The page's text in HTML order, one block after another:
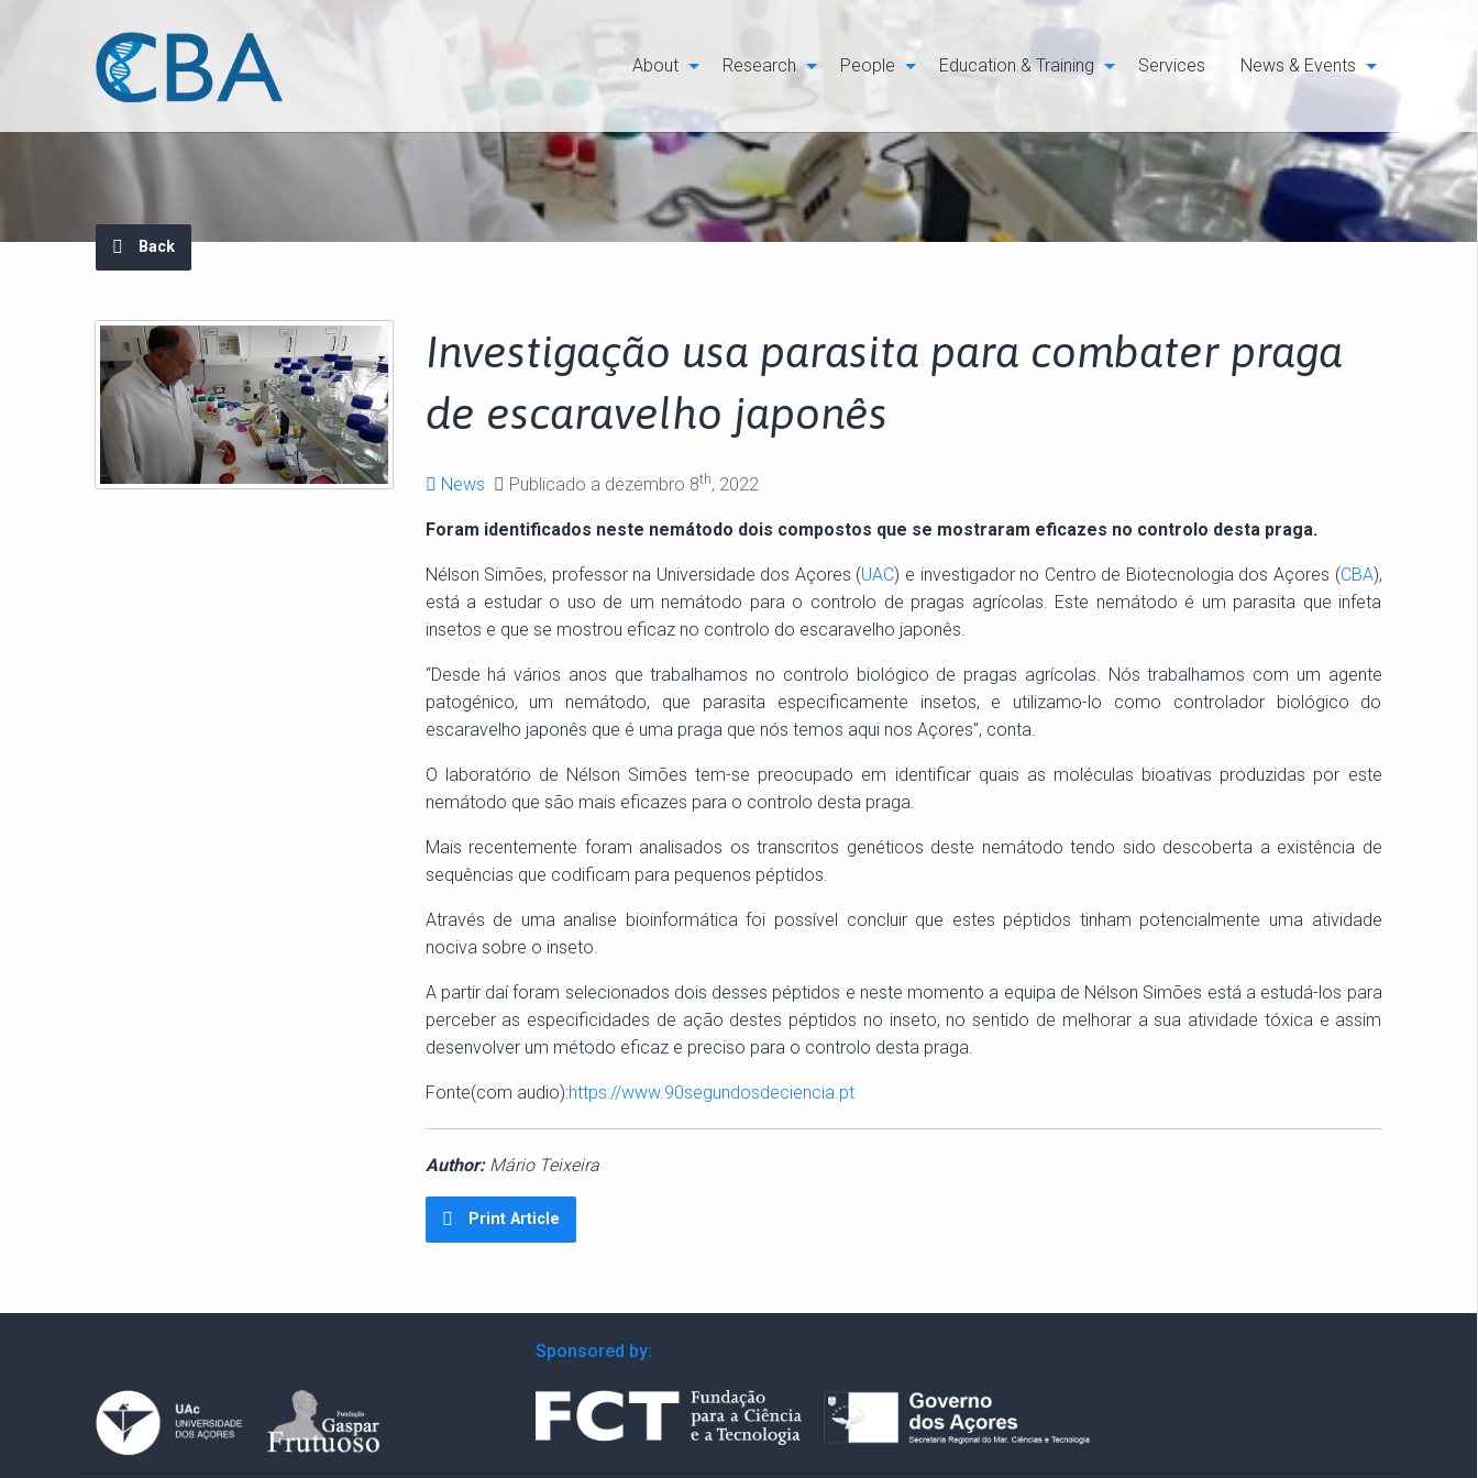
About Research People Education & Training Services News & Events
Back
Investigação usa parasita para combater praga
de escaravelho japonês
News Publicado a dezembro 8th, 2022
Foram identificados neste nemátodo dois compostos que se mostraram eficazes no controlo desta praga.
Nélson Simões, professor na Universidade dos Açores (UAC) e investigador no Centro de Biotecnologia dos Açores (CBA),
está a estudar o uso de um nemátodo para o controlo de pragas agrícolas. Este nemátodo é um parasita que infeta
insetos e que se mostrou eficaz no controlo do escaravelho japonês.
“Desde há vários anos que trabalhamos no controlo biológico de pragas agrícolas. Nós trabalhamos com um agente
patogénico, um nemátodo, que parasita especificamente insetos, e utilizamo-lo como controlador biológico do
escaravelho japonês que é uma praga que nós temos aqui nos Açores”, conta.
O laboratório de Nélson Simões tem-se preocupado em identificar quais as moléculas bioativas produzidas por este
nemátodo que são mais eficazes para o controlo desta praga.
Mais recentemente foram analisados os transcritos genéticos deste nemátodo tendo sido descoberta a existência de
sequências que codificam para pequenos péptidos.
Através de uma analise bioinformática foi possível concluir que estes péptidos tinham potencialmente uma atividade
nociva sobre o inseto.
A partir daí foram selecionados dois desses péptidos e neste momento a equipa de Nélson Simões está a estudá-los para
perceber as especificidades de ação destes péptidos no inseto, no sentido de melhorar a sua atividade tóxica e assim
desenvolver um método eficaz e preciso para o controlo desta praga.
Fonte(com audio):https://www.90segundosdeciencia.pt
Author:Mário Teixeira
Print Article
Sponsored by: